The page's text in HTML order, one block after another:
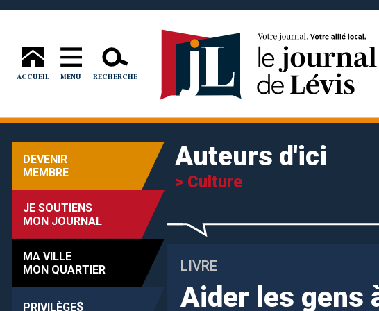
ACCUEIL MENU RECHERCHE
DEVENIR
MEMBRE
JE SOUTIENS
MON JOURNAL
MA VILLE
MON QUARTIER
PRIVILÈGE$
Auteurs d'ici
> Culture
LIVRE
Aider les gens